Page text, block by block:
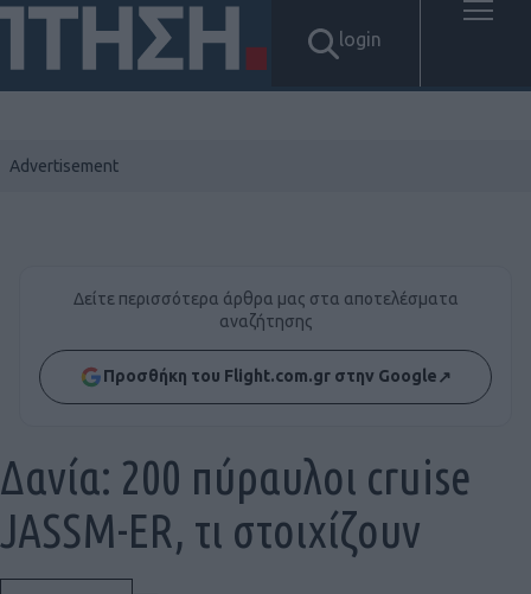
login
Δείτε περισσότερα άρθρα μας στα αποτελέσματα
αναζήτησης
Προσθήκη του Flight.com.gr στην Google↗
Δανία: 200 πύραυλοι cruise
JASSM-ER, τι στοιχίζουν